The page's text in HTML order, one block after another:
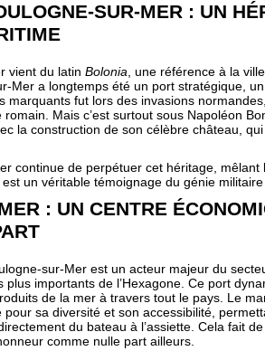
SUR-MER : UN
vient du latin Bolonia , une référence à la
Mer a longtemps été un port stratégique,
marquants fut lors des invasions
romain. Mais c’est surtout sous Napoléon
la construction de son célèbre château,
continue de perpétuer cet héritage, mêlant
un véritable témoignage du génie militaire
: UN CENTRE
sur-Mer est un acteur majeur du
plus importants de l’Hexagone. Ce port
de la mer à travers tout le pays. Le
sa diversité et son accessibilité,
du bateau à l’assiette. Cela fait
comme nulle part ailleurs.